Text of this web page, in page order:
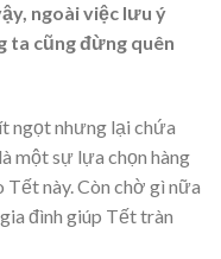
ngoài việc lưu ý
ta cũng đừng quên
ngọt nhưng lại chứa
một sự lựa chọn hàng
Tết này. Còn chờ gì nữa
đình giúp Tết tràn